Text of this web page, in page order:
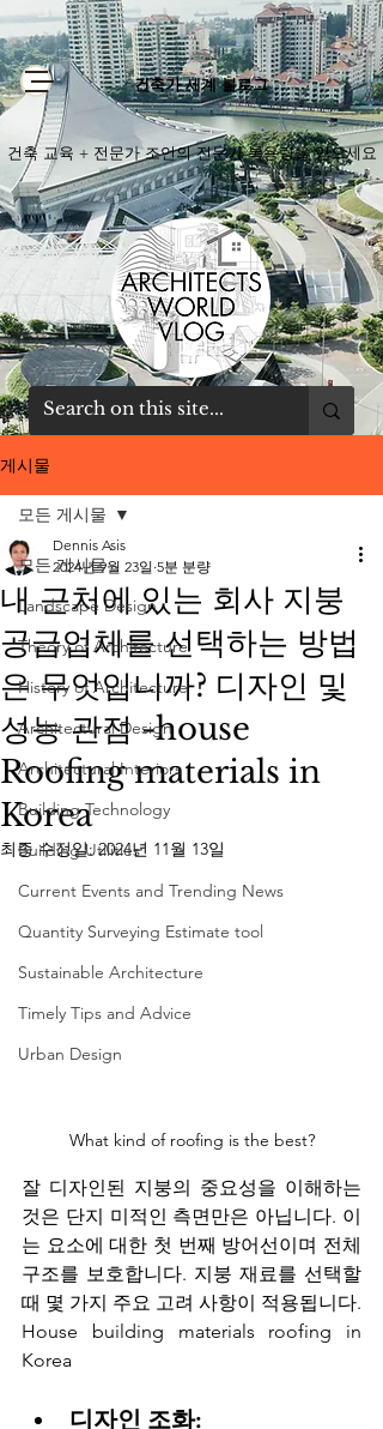
건축가 세계 블로그
건축 교육 + 전문가 조언의 전문가 복용량을 얻으세요
게시물
모든 게시물
Landscape Design
Theory of Architecture
History of Architecture
Architectural Design
Architectural Interiors
Building Technology
Building Utilities
Current Events and Trending News
Quantity Surveying Estimate tool
Sustainable Architecture
Timely Tips and Advice
Urban Design
모든 게시물
내 근처에 있는 회사 지붕
공급업체를 선택하는 방법
은 무엇입니까? 디자인 및
성능 관점 -house
Roofing materials in
Korea
Dennis Asis
2024년 9월 23일 5분 분량
최종 수정일:2024년 11월 13일
What kind of roofing is the best?
잘 디자인된 지붕의 중요성을 이해하는
것은 단지 미적인 측면만은 아닙니다. 이
는 요소에 대한 첫 번째 방어선이며 전체
구조를 보호합니다. 지붕 재료를 선택할
때 몇 가지 주요 고려 사항이 적용됩니다.
House building materials roofing in
Korea
디자인 조화: